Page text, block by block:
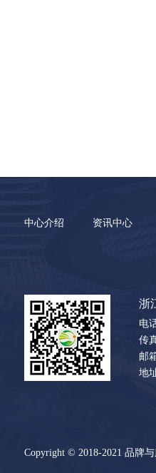
中心介绍 资讯中心
浙
电
传
邮
地
Copyright © 2018-2021 品牌